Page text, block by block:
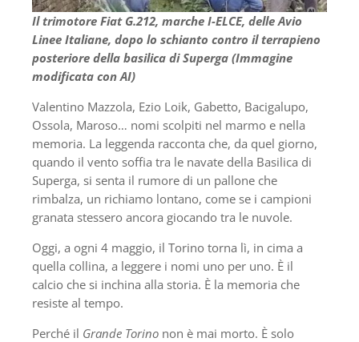
Il trimotore Fiat G.212, marche I-ELCE, delle Avio
Linee Italiane, dopo lo schianto contro il terrapieno
posteriore della basilica di Superga (Immagine
modificata con AI)
Valentino Mazzola, Ezio Loik, Gabetto, Bacigalupo,
Ossola, Maroso… nomi scolpiti nel marmo e nella
memoria. La leggenda racconta che, da quel giorno,
quando il vento soffia tra le navate della Basilica di
Superga, si senta il rumore di un pallone che
rimbalza, un richiamo lontano, come se i campioni
granata stessero ancora giocando tra le nuvole.
Oggi, a ogni 4 maggio, il Torino torna lì, in cima a
quella collina, a leggere i nomi uno per uno. È il
calcio che si inchina alla storia. È la memoria che
resiste al tempo.
Perché il Grande Torino non è mai morto. È solo